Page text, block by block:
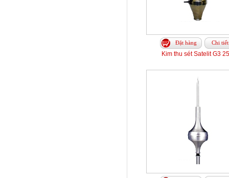
Đặt hàng Chi tiết
Kim thu sét Satelit G3